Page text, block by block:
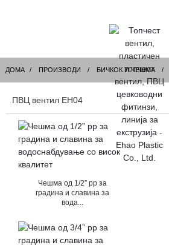
ДОМА ПРОИЗВОДИ БИЧКОК И ЧЕШМА
ПВЦ вентил EH04
Чешма од 1/2” pp за
градина и славина за
вода...